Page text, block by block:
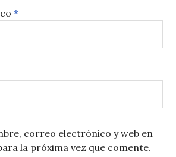
*
correo electrónico y web en
la próxima vez que comente.